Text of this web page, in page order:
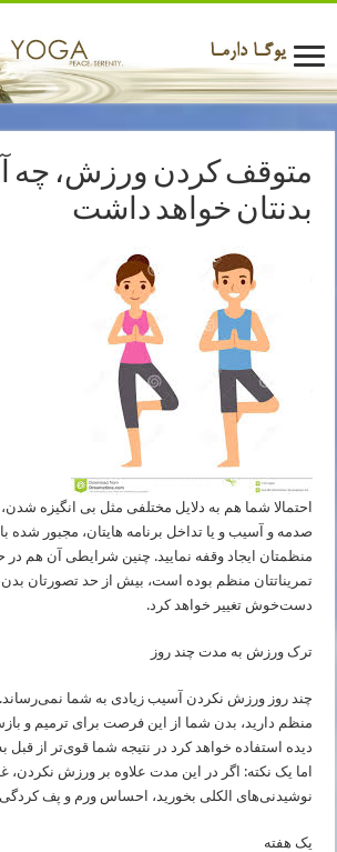
متوقف کردن ورزش، چه
بدنتان خواهد داشت
احتمالا شما هم به دلایل مختلفی مثل بی انگیزه
صدمه و آسیب و یا تداخل برنامه هایتان، مجبور شده
منظمتان ایجاد وقفه نمایید. چنین شرایطی آن هم در
تمریناتتان منظم بوده است، بیش از حد تصورتان
دست‌خوش تغییر خواهد کرد.
ترک ورزش به مدت چند روز
چند روز ورزش نکردن آسیب زیادی به شما نمی‌رساند.
منظم دارید، بدن شما از این فرصت برای ترمیم و
دیده استفاده خواهد کرد در نتیجه شما قوی‌تر از قبل
اما یک نکته: اگر در این مدت علاوه بر ورزش نکردن،
نوشیدنی‌های الکلی بخورید، احساس ورم و پف
یک هفته